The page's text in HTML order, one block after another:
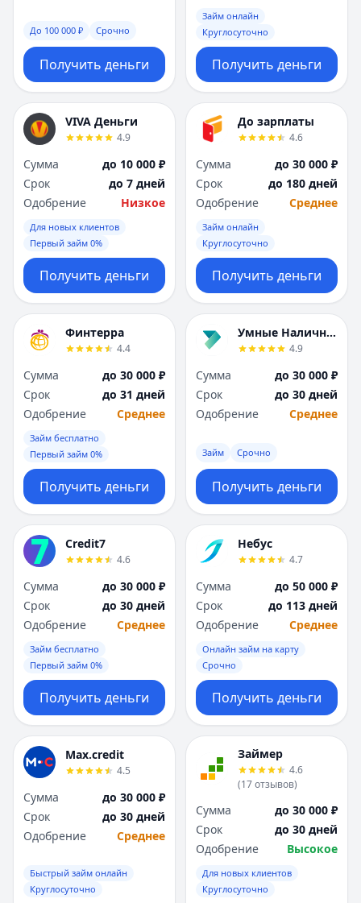
До 100 000 ₽ Срочно
Получить деньги
Займ онлайн
Круглосуточно
Получить деньги
VIVA Деньги
4.9
Сумма
до 10 000 ₽
Срок
до 7 дней
Одобрение
Низкое
Для новых клиентов
Первый займ 0%
Получить деньги
До зарплаты
4.6
Сумма
до 30 000 ₽
Срок
до 180 дней
Одобрение
Среднее
Займ онлайн
Круглосуточно
Получить деньги
Финтерра
4.4
Сумма
до 30 000 ₽
Срок
до 31 дней
Одобрение
Среднее
Займ бесплатно
Первый займ 0%
Получить деньги
Умные Наличные
4.9
Сумма
до 30 000 ₽
Срок
до 30 дней
Одобрение
Среднее
Займ Срочно
Получить деньги
Credit7
4.6
Сумма
до 30 000 ₽
Срок
до 30 дней
Одобрение
Среднее
Займ бесплатно
Первый займ 0%
Получить деньги
Небус
4.7
Сумма
до 50 000 ₽
Срок
до 113 дней
Одобрение
Среднее
Онлайн займ на карту
Срочно
Получить деньги
Max.credit
4.5
Сумма
до 30 000 ₽
Срок
до 30 дней
Одобрение
Среднее
Быстрый займ онлайн
Круглосуточно
Займер
4.6
(17отзывов)
Сумма
до 30 000 ₽
Срок
до 30 дней
Одобрение
Высокое
Для новых клиентов
Круглосуточно